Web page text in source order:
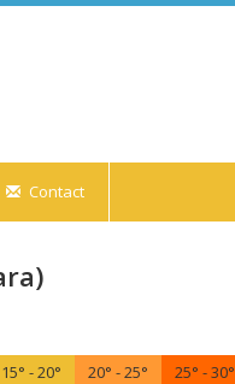
Contact
15° - 20° 20° - 25° 25° - 30°